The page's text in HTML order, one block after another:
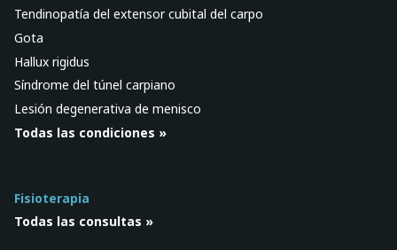
Tendinopatía del extensor cubital del carpo
Gota
Hallux rigidus
Síndrome del túnel carpiano
Lesión degenerativa de menisco
Todas las condiciones »
Fisioterapia
Todas las consultas »